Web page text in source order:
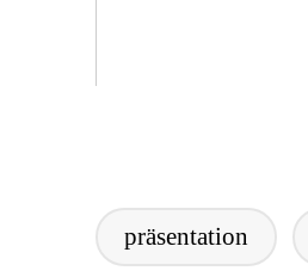
Tags:präsentation